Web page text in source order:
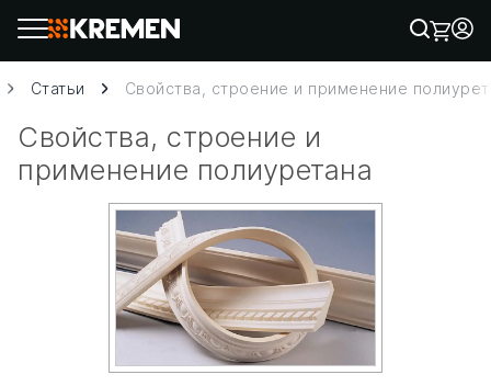
Статьи Свойства, строение и применение
Свойства, строение и
применение полиуретана